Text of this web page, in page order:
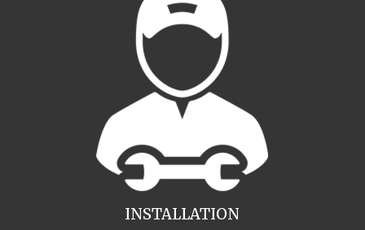
INSTALLATION